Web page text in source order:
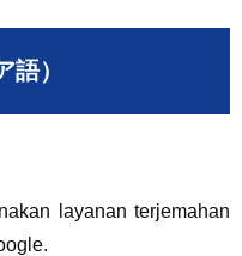
）
layanan terjemahan